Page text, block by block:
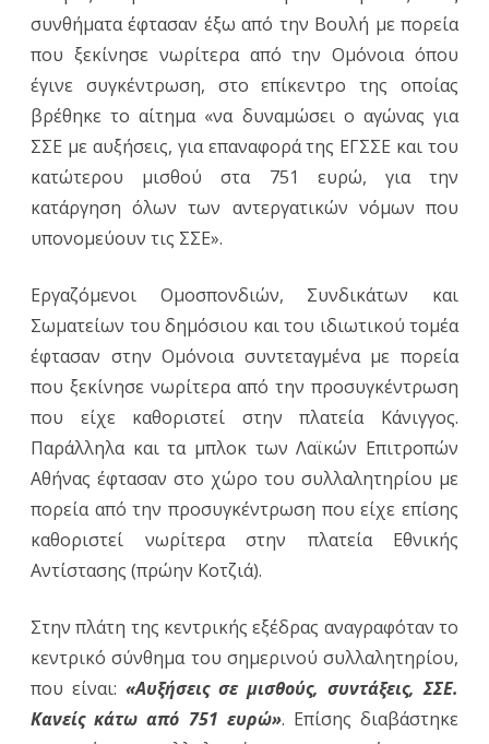
συνθήματα έφτασαν έξω από την Βουλή με πορεία
που ξεκίνησε νωρίτερα από την Ομόνοια όπου
έγινε συγκέντρωση, στο επίκεντρο της οποίας
βρέθηκε το αίτημα «να δυναμώσει ο αγώνας για
ΣΣΕ με αυξήσεις, για επαναφορά της ΕΓΣΣΕ και του
κατώτερου μισθού στα 751 ευρώ, για την
κατάργηση όλων των αντεργατικών νόμων που
υπονομεύουν τις ΣΣΕ».
Εργαζόμενοι Ομοσπονδιών, Συνδικάτων και
Σωματείων του δημόσιου και του ιδιωτικού τομέα
έφτασαν στην Ομόνοια συντεταγμένα με πορεία
που ξεκίνησε νωρίτερα από την προσυγκέντρωση
που είχε καθοριστεί στην πλατεία Κάνιγγος.
Παράλληλα και τα μπλοκ των Λαϊκών Επιτροπών
Αθήνας έφτασαν στο χώρο του συλλαλητηρίου με
πορεία από την προσυγκέντρωση που είχε επίσης
καθοριστεί νωρίτερα στην πλατεία Εθνικής
Αντίστασης (πρώην Κοτζιά).
Στην πλάτη της κεντρικής εξέδρας αναγραφόταν το
κεντρικό σύνθημα του σημερινού συλλαλητηρίου,
που είναι: «Αυξήσεις σε μισθούς, συντάξεις, ΣΣΕ.
Κανείς κάτω από 751 ευρώ». Επίσης διαβάστηκε